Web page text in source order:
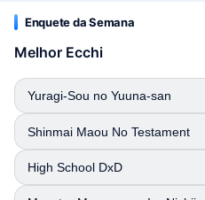
Enquete da Semana
Melhor Ecchi
Yuragi-Sou no Yuuna-san
Shinmai Maou No Testament
High School DxD